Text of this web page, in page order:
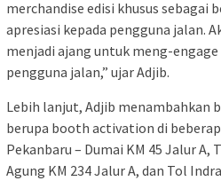
merchandise edisi khusus sebagai
apresiasi kepada pengguna jalan.
menjadi ajang untuk meng-
pengguna jalan,” ujar Adjib.
Lebih lanjut, Adjib menambahkan
berupa booth activation di
Pekanbaru – Dumai KM 45 Jalur A,
Agung KM 234 Jalur A, dan Tol